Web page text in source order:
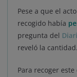
Pese a que el
recogido había
pregunta del
reveló la cantidad.
Para recoger